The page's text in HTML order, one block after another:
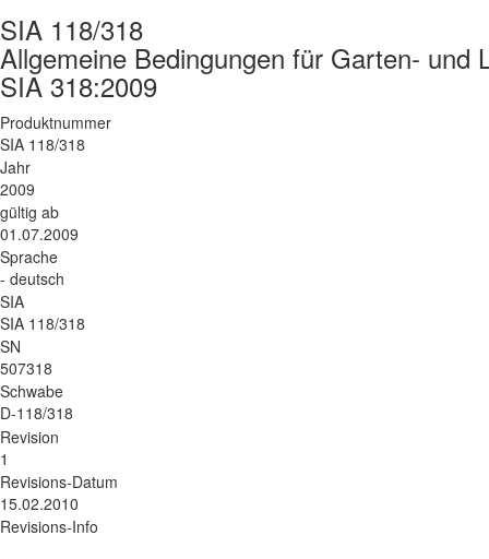
SIA 118/318
Allgemeine Bedingungen für Garten-
SIA 318:2009
Produktnummer
SIA 118/318
Jahr
2009
gültig ab
01.07.2009
Sprache
- deutsch
SIA
SIA 118/318
SN
507318
Schwabe
D-118/318
Revision
1
Revisions-Datum
15.02.2010
Revisions-Info